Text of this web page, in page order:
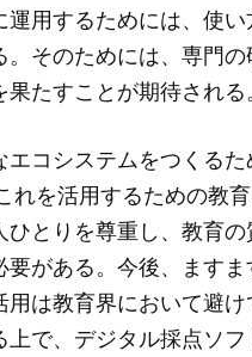
運用するためには、使
そのためには、専門
たすことが期待される
コシステムをつくる
れを活用するための教
ひとりを尊重し、教育
がある。今後、ます
は教育界において避
上で、デジタル採点ソ